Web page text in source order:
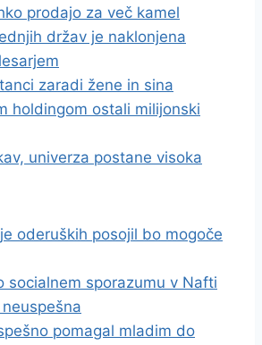
prodajo za več kamel
držav je naklonjena
zaradi žene in sina
holdingom ostali milijonski
univerza postane visoka
oderuških posojil bo mogoče
socialnem sporazumu v Nafti
pomagal mladim do